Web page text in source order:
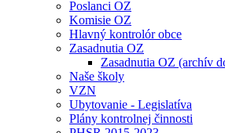
Poslanci OZ
Komisie OZ
Hlavný kontrolór obce
Zasadnutia OZ
Zasadnutia OZ (archív
Naše školy
VZN
Ubytovanie - Legislatíva
Plány kontrolnej činnosti